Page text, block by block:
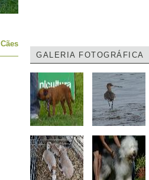
Cães
GALERIA FOTOGRÁFICA